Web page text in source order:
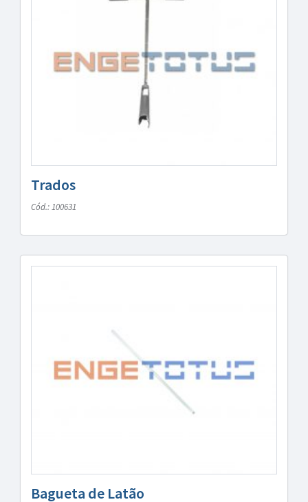
Trados
Cód.: 100631
Bagueta de Latão